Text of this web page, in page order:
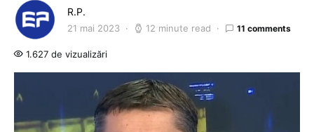
R.P.
21 mai 2023 12 minute read 11 comments
1.627 de vizualizări